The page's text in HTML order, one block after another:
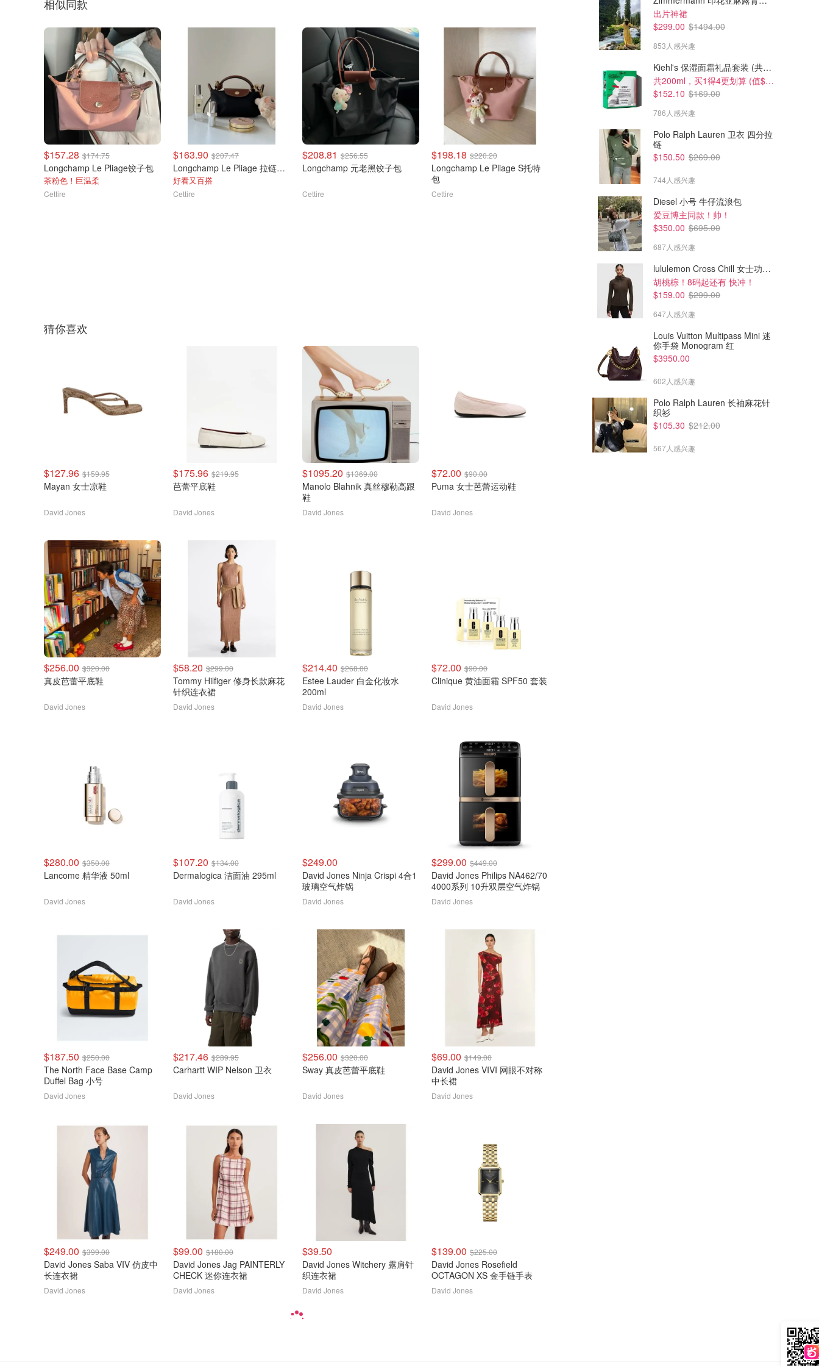
相似同款
$157.28 $174.75
Longchamp Le Pliage饺子包
茶粉色！巨温柔
Cettire
$163.90 $207.47
Longchamp Le Pliage 拉链托特包
好看又百搭
Cettire
$208.81 $256.55
Longchamp 元老黑饺子包
Cettire
$198.18 $220.20
Longchamp Le Pliage S托特
包
Cettire
$792.79
Longchamp Le Pliage Xtra XS
$208.81
L托特包
猜你喜欢
$127.96 $159.95
Mayan 女士凉鞋
David Jones
$175.96 $219.95
芭蕾平底鞋
David Jones
$1095.20 $1369.00
Manolo Blahnik 真丝穆勒高跟
鞋
David Jones
$72.00 $90.00
Puma 女士芭蕾运动鞋
David Jones
$256.00 $320.00
真皮芭蕾平底鞋
David Jones
$58.20 $299.00
Tommy Hilfiger 修身长款麻花
针织连衣裙
David Jones
$214.40 $268.00
Estee Lauder 白金化妆水
200ml
David Jones
$72.00 $90.00
Clinique 黄油面霜 SPF50 套装
David Jones
$280.00 $350.00
Lancome 精华液 50ml
David Jones
$107.20 $134.00
Dermalogica 洁面油 295ml
David Jones
$249.00
David Jones Ninja Crispi 4合1
玻璃空气炸锅
David Jones
$299.00 $449.00
David Jones Philips NA462/70
4000系列 10升双层空气炸锅
David Jones
$187.50 $250.00
The North Face Base Camp
Duffel Bag 小号
David Jones
$217.46 $289.95
Carhartt WIP Nelson 卫衣
David Jones
$256.00 $320.00
Sway 真皮芭蕾平底鞋
David Jones
$69.00 $149.00
David Jones VIVI 网眼不对称
中长裙
David Jones
$249.00 $399.00
David Jones Saba VIV 仿皮中
长连衣裙
David Jones
$99.00 $180.00
David Jones Jag PAINTERLY
CHECK 迷你连衣裙
David Jones
$39.50
David Jones Witchery 露肩针
织连衣裙
David Jones
$139.00 $225.00
David Jones Rosefield
OCTAGON XS 金手链手表
David Jones
出片神裙
$299.00 $1494.00
853人感兴趣
Kiehl's 保湿面霜礼品套装 (共200ml)
共200ml，买1得4更划算 (值$296)
$152.10 $169.00
786人感兴趣
Polo Ralph Lauren 卫衣 四分拉
链
$150.50 $269.00
744人感兴趣
Diesel 小号 牛仔流浪包
爱豆博主同款！帅！
$350.00 $695.00
687人感兴趣
lululemon Cross Chill 女士功能夹克
胡桃棕！8码起还有 快冲！
$159.00 $299.00
647人感兴趣
Louis Vuitton Multipass Mini 迷
你手袋 Monogram 红
$3950.00
602人感兴趣
Polo Ralph Lauren 长袖麻花针
织衫
$105.30 $212.00
567人感兴趣